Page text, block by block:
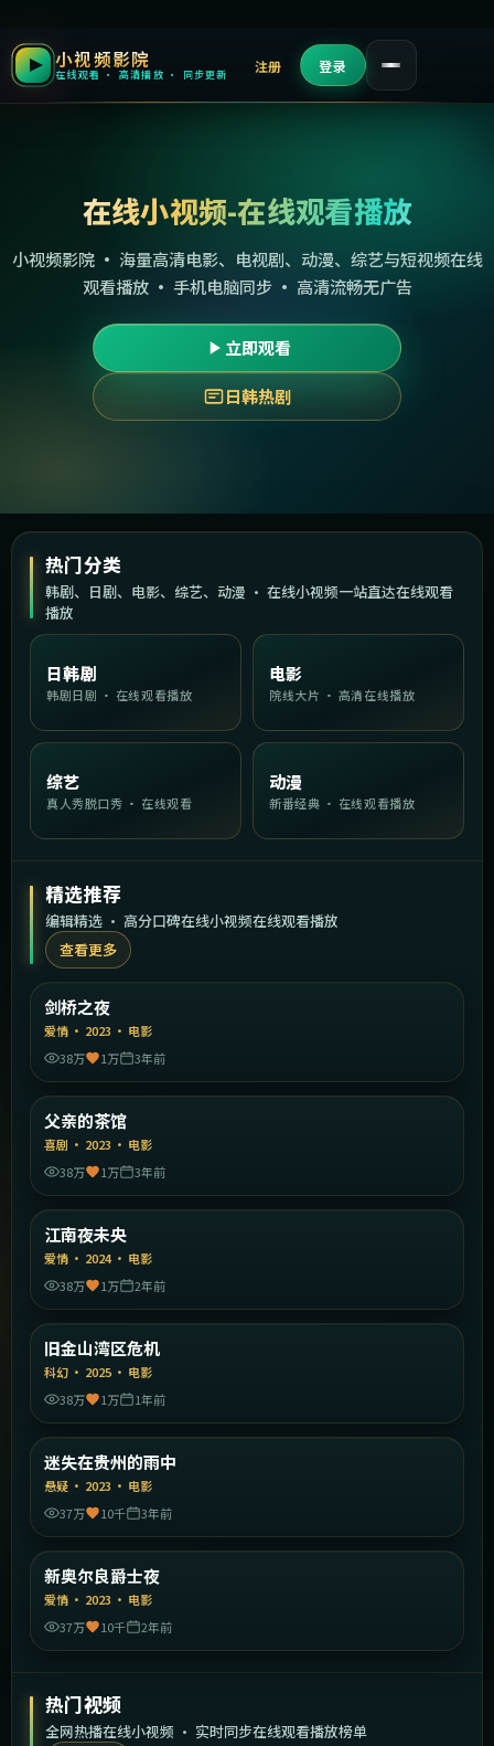
小视频影院
在线观看 · 高清播放 · 同步更新 注册 登录
在线小视频-在线观看播放
小视频影院 · 海量高清电影、电视剧、动漫、综艺与短视频在线
观看播放 · 手机电脑同步 · 高清流畅无广告
立即观看
日韩热剧
热门分类
韩剧、日剧、电影、综艺、动漫 · 在线小视频一站直达在线观看
播放
日韩剧
韩剧日剧 · 在线观看播放
电影
院线大片 · 高清在线播放
综艺
真人秀脱口秀 · 在线观看
动漫
新番经典 · 在线观看播放
精选推荐
编辑精选 · 高分口碑在线小视频在线观看播放
查看更多
精选
剑桥之夜
爱情 · 2023 · 电影
38万
1万 3年前
精选
父亲的茶馆
喜剧 · 2023 · 电影
38万
1万 3年前
精选
江南夜未央
爱情 · 2024· 电影
38万
1万 2年前
精选
旧金山湾区危机
科幻 · 2025 · 电影
38万
1万 1年前
精选
迷失在贵州的雨中
悬疑 · 2023 · 电影
37万
10千 3年前
精选
新奥尔良爵士夜
爱情 · 2023 · 电影
37万
10千 2年前
热门视频
全网热播在线小视频 · 实时同步在线观看播放榜单